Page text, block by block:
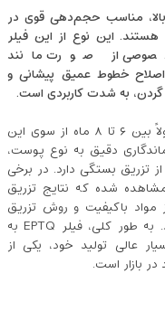
مناسب حجم‌دهی قوی در
این نوع از این فیلر
بخصوصی از صورت مانند
اصلاح خطوط عمیق پیشانی و
به شدت کاربردی است.
ماندگاری فیلرهای EPTQ معمولاً بین ۶ تا ۸ ماه از سوی این
دقیق به نوع پوست،
تزریق بستگی دارد. در برخی
شده که نتایج تزریق
مواد باکیفیت و روش تزریق
صحیح، می‌تواند تا بیش از ۶ ماه باقی بماند. به طور کلی، فیلر EPTQ به
عالی تولید خود، یکی از
بازار است.